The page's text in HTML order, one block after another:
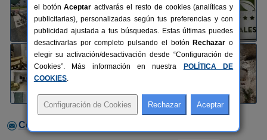
Contactar con el alojamiento
el botónAceptar activarás el resto de cookies (analíticas y
publicitarias), personalizadas según tus preferencias y con
publicidad ajustada a tus búsquedas. Estas últimas puedes
desactivarlas por completo pulsando el botón Rechazar o
elegir su activación/desactivación desde “Configuración de
Cookies”. Más información en nuestra
POLÍTICA DE
COOKIES.